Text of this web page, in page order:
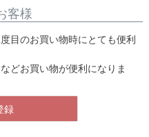
客様
目のお買い物時にとても便利
どお買い物が便利になりま
録